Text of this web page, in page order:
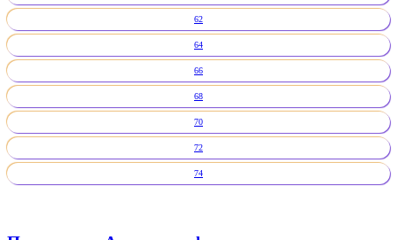
62
64
66
68
70
72
74